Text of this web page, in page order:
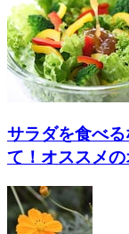
サラダを食べ
て！オススメ